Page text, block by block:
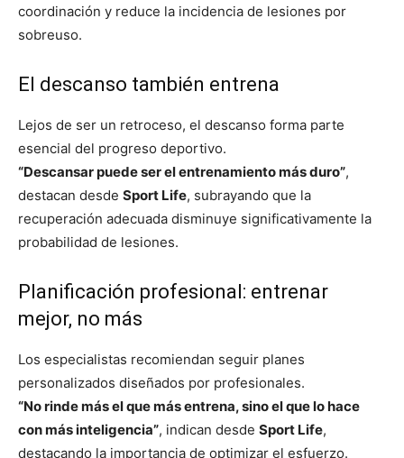
coordinación y reduce la incidencia de lesiones por
sobreuso.
El descanso también entrena
Lejos de ser un retroceso, el descanso forma parte
esencial del progreso deportivo.
“Descansar puede ser el entrenamiento más duro”,
destacan desde Sport Life, subrayando que la
recuperación adecuada disminuye significativamente la
probabilidad de lesiones.
Planificación profesional: entrenar
mejor, no más
Los especialistas recomiendan seguir planes
personalizados diseñados por profesionales.
“No rinde más el que más entrena, sino el que lo hace
con más inteligencia”, indican desde Sport Life,
destacando la importancia de optimizar el esfuerzo.